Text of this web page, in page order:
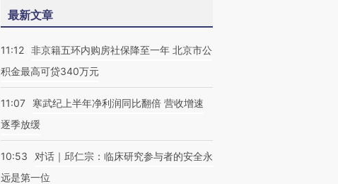
最新文章
11:12 非京籍五环内购房社保降至一年 北京市公
积金最高可贷340万元
11:07
寒武纪上半年净利润同比翻倍 营收增速
逐季放缓
10:53
对话｜邱仁宗：临床研究参与者的安全永
远是第一位